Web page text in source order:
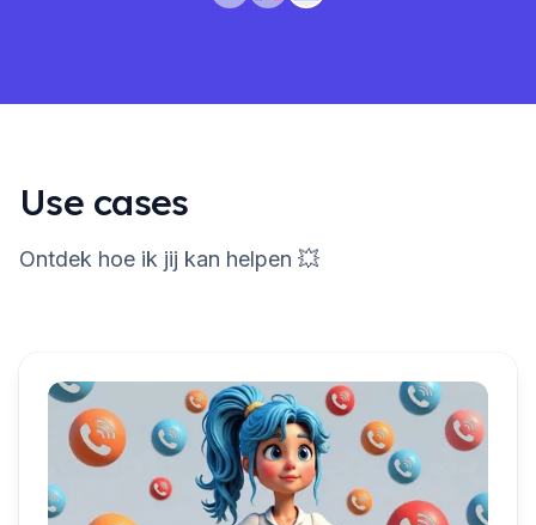
Use cases
Ontdek hoe ik jij kan helpen 💥